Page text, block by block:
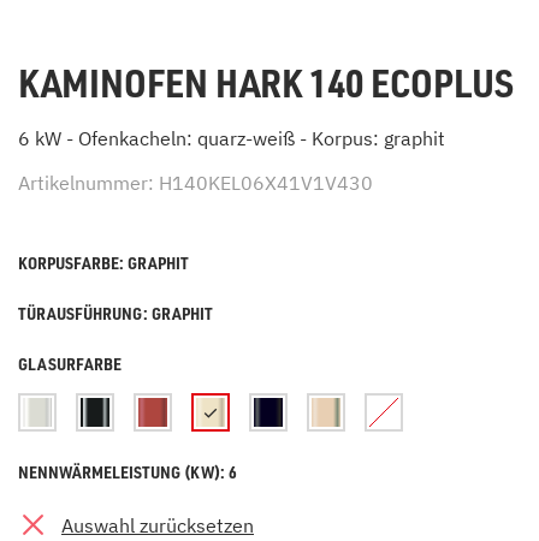
KAMINOFEN HARK 140 ECOPLUS
6 kW - Ofenkacheln: quarz-weiß - Korpus: graphit
Artikelnummer: H140KEL06X41V1V430
KORPUSFARBE: GRAPHIT
TÜRAUSFÜHRUNG: GRAPHIT
GLASURFARBE
NENNWÄRMELEISTUNG (KW): 6
Auswahl zurücksetzen